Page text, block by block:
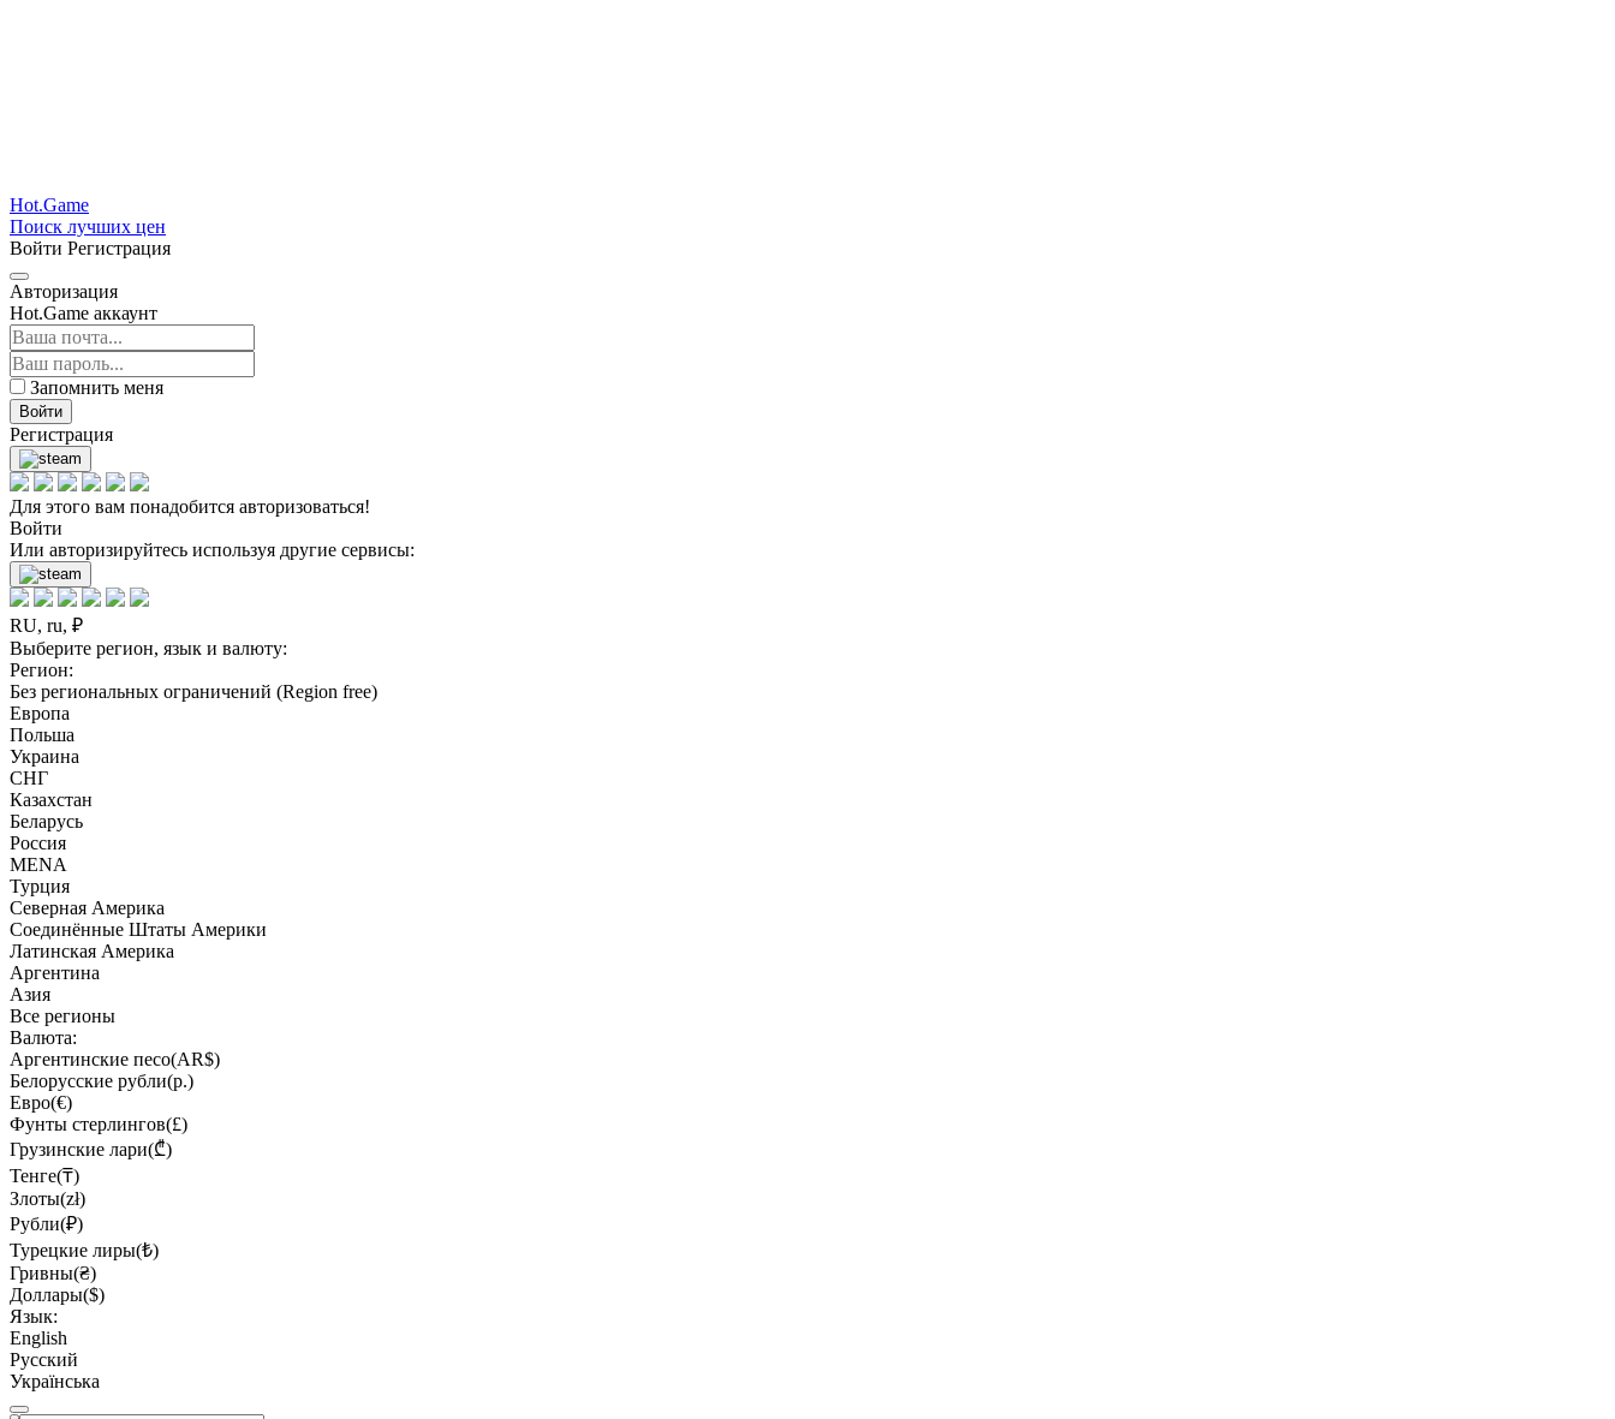
Hot.Game
Поиск лучших цен
Войти Регистрация
Авторизация
Hot.Game аккаунт
Запомнить меня
Войти
Регистрация
Для этого вам понадобится авторизоваться!
Войти
Или авторизируйтесь используя другие сервисы:
RU, ru, ₽
Выберите регион, язык и валюту:
Регион:
Без региональных ограничений (Region free)
Европа
Польша
Украина
СНГ
Казахстан
Беларусь
Россия
MENA
Турция
Северная Америка
Соединённые Штаты Америки
Латинская Америка
Аргентина
Азия
Все регионы
Валюта:
Аргентинские песо(AR$)
Белорусские рубли(р.)
Евро(€)
Фунты стерлингов(£)
Грузинские лари(₾)
Тенге(₸)
Злоты(zł)
Рубли(₽)
Турецкие лиры(₺)
Гривны(₴)
Доллары($)
Язык:
English
Русский
Українська